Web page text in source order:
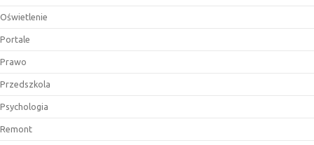
Oświetlenie
Portale
Prawo
Przedszkola
Psychologia
Remont